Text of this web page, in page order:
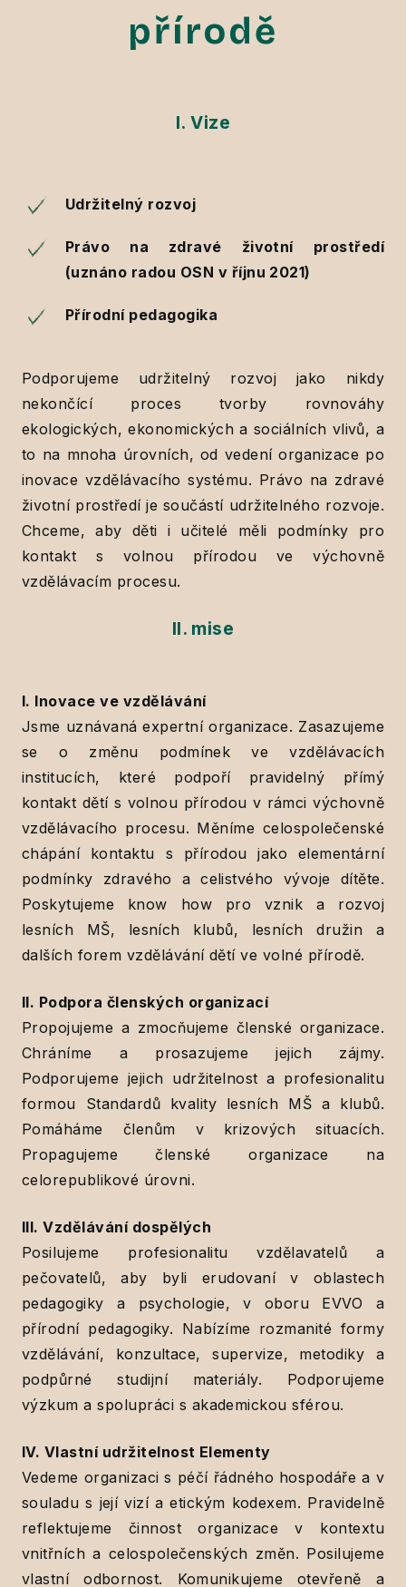
přírodě
I. Vize
Udržitelný rozvoj
Právo na zdravé životní prostředí
(uznáno radou OSN v říjnu 2021)
Přírodní pedagogika
Podporujeme udržitelný rozvoj jako nikdy
nekončící proces tvorby rovnováhy
ekologických, ekonomických a sociálních vlivů, a
to na mnoha úrovních, od vedení organizace po
inovace vzdělávacího systému. Právo na zdravé
životní prostředí je součástí udržitelného rozvoje.
Chceme, aby děti i učitelé měli podmínky pro
kontakt s volnou přírodou ve výchovně
vzdělávacím procesu.
II. mise
I. Inovace ve vzdělávání
Jsme uznávaná expertní organizace. Zasazujeme
se o změnu podmínek ve vzdělávacích
institucích, které podpoří pravidelný přímý
kontakt dětí s volnou přírodou v rámci výchovně
vzdělávacího procesu. Měníme celospolečenské
chápání kontaktu s přírodou jako elementární
podmínky zdravého a celistvého vývoje dítěte.
Poskytujeme know how pro vznik a rozvoj
lesních MŠ, lesních klubů, lesních družin a
dalších forem vzdělávání dětí ve volné přírodě.
II. Podpora členských organizací
Propojujeme a zmocňujeme členské organizace.
Chráníme a prosazujeme jejich zájmy.
Podporujeme jejich udržitelnost a profesionalitu
formou Standardů kvality lesních MŠ a klubů.
Pomáháme členům v krizových situacích.
Propagujeme členské organizace na
celorepublikové úrovni.
III. Vzdělávání dospělých
Posilujeme profesionalitu vzdělavatelů a
pečovatelů, aby byli erudovaní v oblastech
pedagogiky a psychologie, v oboru EVVO a
přírodní pedagogiky. Nabízíme rozmanité formy
vzdělávání, konzultace, supervize, metodiky a
podpůrné studijní materiály. Podporujeme
výzkum a spolupráci s akademickou sférou.
IV. Vlastní udržitelnost Elementy
Vedeme organizaci s péčí řádného hospodáře a v
souladu s její vizí a etickým kodexem. Pravidelně
reflektujeme činnost organizace v kontextu
vnitřních a celospolečenských změn. Posilujeme
vlastní odbornost. Komunikujeme otevřeně a